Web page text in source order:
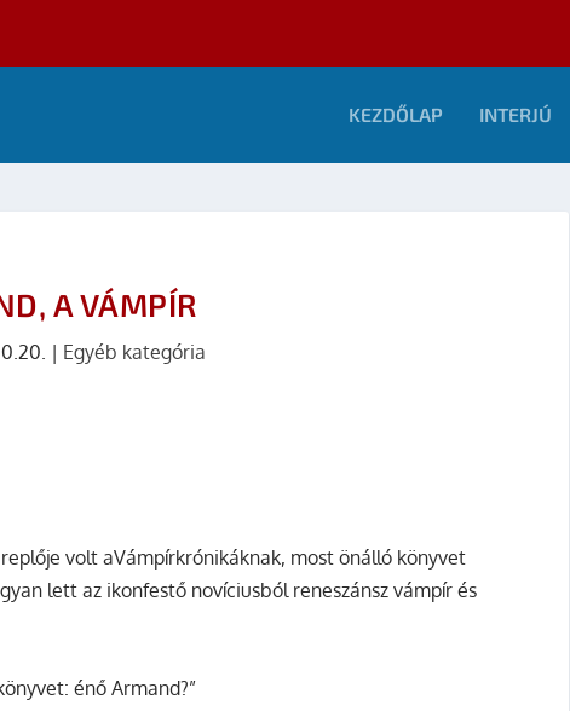
KEZDŐLAP INTERJÚ
A VÁMPÍR
| Egyéb kategória
volt aVámpírkrónikáknak, most önálló könyvet
lett az ikonfestő novíciusból reneszánsz vámpír és
énő Armand?”